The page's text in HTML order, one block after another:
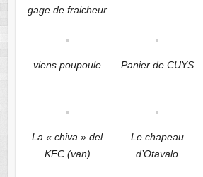
gage de fraicheur
viens poupoule Panier de CUYS
La « chiva » del
KFC (van)
Le chapeau
d’Otavalo